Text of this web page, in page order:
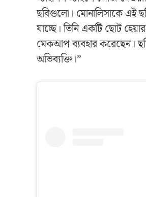
ছবিগুলো। মোনালিসাকে এই
যাচ্ছে। তিনি একটি ছোট
মেকআপ ব্যবহার করেছেন।
অভিব্যক্তি।”